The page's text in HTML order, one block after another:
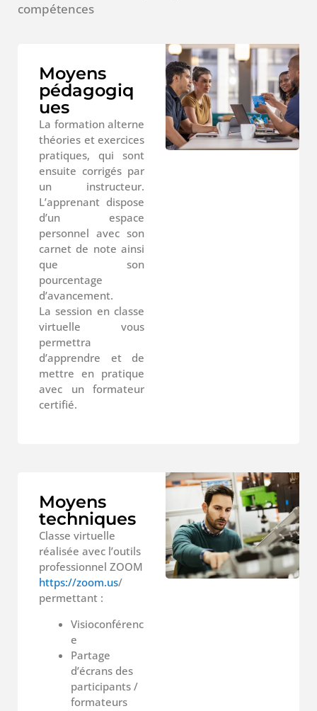
compétences
Moyens
pédagogiq
ues
La formation alterne
théories et exercices
pratiques, qui sont
ensuite corrigés par
un instructeur.
L’apprenant dispose
d’un espace
personnel avec son
carnet de note ainsi
que son
pourcentage
d’avancement.
La session en classe
virtuelle vous
permettra
d’apprendre et de
mettre en pratique
avec un formateur
certifié.
Moyens
techniques
Classe virtuelle
réalisée avec l’outils
professionnel ZOOM
https://zoom.us/
permettant :
Visioconférenc
e
Partage
d’écrans des
participants /
formateurs